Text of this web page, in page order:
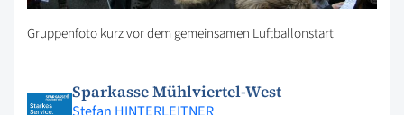
Gruppenfoto kurz vor dem gemeinsamen Luftballonstart
Sparkasse Mühlviertel-West